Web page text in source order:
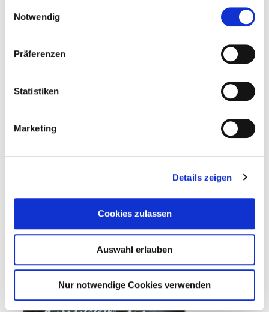
Notwendig
Präferenzen
Statistiken
Marketing
Details zeigen
Cookies zulassen
Auswahl erlauben
Nur notwendige Cookies verwenden
Tief unten im dunklen Wasser
altes Foto. Die beiden Kinder darauf sind ihre Mutter
0 Weiterlesen